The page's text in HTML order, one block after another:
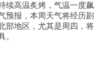
续高温炙烤，气温一度飙
预报，本周天气将经历剧
部地区，尤其是周四，将
。